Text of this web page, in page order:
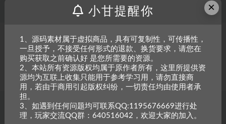
Copyright © 2023 小甘牛人资源网 - All rights reserved
粤ICP备2023002201
号-1
本站是一个坚持做精品资源的网站，会长期坚持更新资源，以共享为原则，尊
重原创，如需搬资源请先与站长沟通，恶意搬运封禁账号。
×
小甘提醒你
1、源码素材属于虚拟商品，具有可复制性，可传播性，
一旦授予，不接受任何形式的退款、换货要求，请您在
购买获取之前确认好 是您所需要的资源。
2、本站所有资源版权均属于原作者所有，这里所提供资
源均为互联上收集只能用于参考学习用，请勿直接商
用，若由于商用引起版权纠纷，一切责任均由使用者承
担。
3、如遇到任何问题均可联系QQ:1195676669进行处
理，玩家交流QQ群：640516042，欢迎大家的加入。